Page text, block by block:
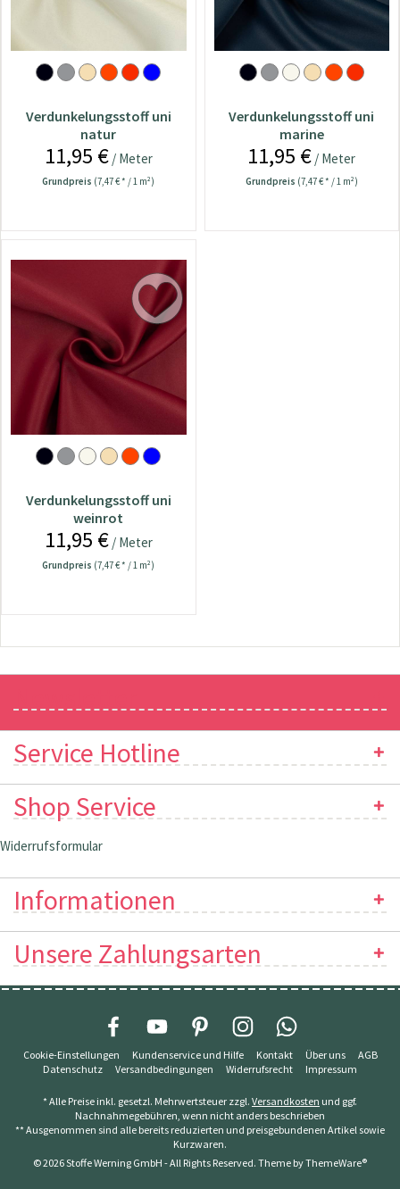
Verdunkelungsstoff uni
natur
11,95 €/ Meter
Grundpreis (7,47 € * / 1 m²)
Verdunkelungsstoff uni
marine
11,95 € / Meter
Grundpreis (7,47 € * / 1 m²)
Verdunkelungsstoff uni
weinrot
11,95 €/ Meter
Grundpreis (7,47 € * / 1 m²)
Service Hotline
Shop Service
Widerrufsformular
Informationen
Unsere Zahlungsarten
Cookie-Einstellungen Kundenservice und Hilfe Kontakt Über uns
AGB
Datenschutz
Versandbedingungen Widerrufsrecht Impressum
* Alle Preise inkl. gesetzl. Mehrwertsteuer zzgl. Versandkosten und ggf.
Nachnahmegebühren, wenn nicht anders beschrieben
** Ausgenommen sind alle bereits reduzierten und preisgebundenen Artikel sowie
Kurzwaren.
© 2026 Stoffe Werning GmbH - All Rights Reserved. Theme byThemeWare®